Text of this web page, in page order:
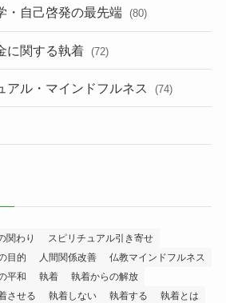
・自己啓発の最先端 (80)
に関する執着 (72)
アル・マインドフルネス (74)
関わり
スピリチュアル引き寄せ
目的 人間関係改善
仏教マインドフルネス
平和 執着
執着からの解放
させる 執着しない 執着する
執着とは